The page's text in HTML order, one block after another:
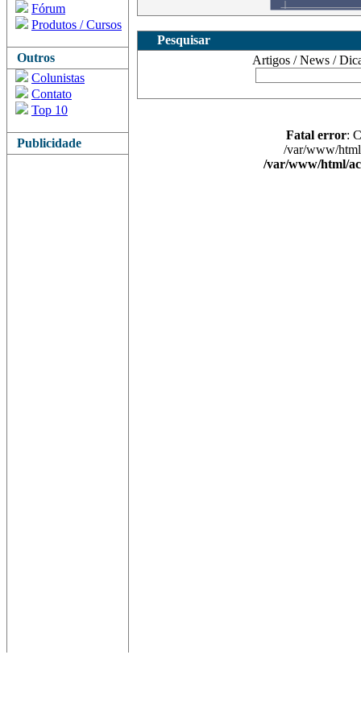
Fórum
Produtos / Cursos
Outros
Colunistas
Contato
Top 10
Publicidade
Pesquisar
Artigos / News /
Fatal error:
/var/www/
/var/www/html/